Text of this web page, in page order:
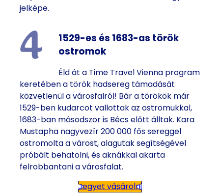
jelképe.
1529-es és 1683-as török
ostromok
Éld át a Time Travel Vienna program
keretében a török hadsereg támadását
közvetlenül a városfalról! Bár a törökök már
1529-ben kudarcot vallottak az ostromukkal,
1683-ban másodszor is Bécs előtt álltak. Kara
Mustapha nagyvezír 200 000 fős sereggel
ostromolta a várost, alagutak segítségével
próbált behatolni, és aknákkal akarta
felrobbantani a városfalat.
Jegyet vásárolni